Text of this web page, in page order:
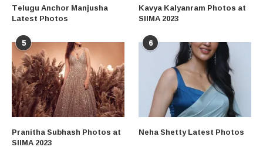
Telugu Anchor Manjusha
Latest Photos
Kavya Kalyanram Photos at
SIIMA 2023
5
Pranitha Subhash Photos at
SIIMA 2023
6
Neha Shetty Latest Photos